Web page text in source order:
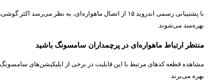
با پشتیبانی رسمی اندروید ۱۵ از اتصال
بهره‌مند می‌شوند.
منتظر ارتباط ماهواره‌ای در پرچمداران سامسونگ باشید
مشاهده قطعه کدهای مرتبط با این قابلیت در برخی از اپلیکیشن‌های سامسونگ،
بهره می‌برند.